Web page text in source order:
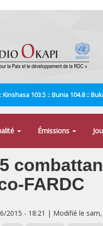
Kinshasa 103.5 :: Bunia 104.8 ::
Émissions
FARDC
2015 - 18:21 | Modifié le